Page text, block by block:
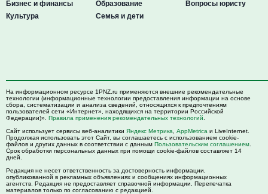
Бизнес и финансы
Культура
Образование
Семья и дети
Вопросы юристу
На информационном ресурсе 1PNZ.ru применяются внешние рекомендательные
технологии (информационные технологии предоставления информации на основе
сбора, систематизации и анализа сведений, относящихся к предпочтениям
пользователей сети «Интернет», находящихся на территории Российской
Федерации)». Правила применения рекомендательных технологий
Сайт использует сервисы веб-аналитики Яндекс Метрика AppMetrica и LiveInternet.
Продолжая использовать этот Сайт, вы соглашаетесь с использованием cookie-
файлов и других данных в соответствии с данным Пользовательским соглашением
Срок обработки персональных данных при помощи cookie-файлов составляет 14
дней.
Редакция не несет ответственность за достоверность информации,
опубликованной в рекламных объявлениях и сообщениях информационных
агентств. Редакция не предоставляет справочной информации. Перепечатка
материалов только по согласованию с редакцией.